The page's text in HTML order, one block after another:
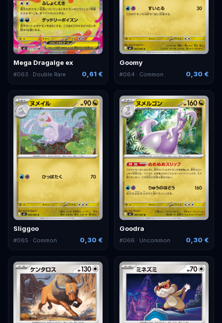
Mega Dragalge ex
#063 · Double Rare 0,61 €
Goomy
#064 · Common 0,30 €
Sliggoo
#065 · Common 0,30 €
Goodra
#066 · Uncommon 0,30 €